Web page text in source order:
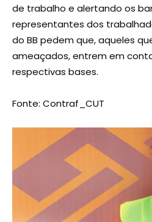
de trabalho e alertando os
representantes dos
do BB pedem que, aqueles
ameaçados, entrem em
respectivas bases.
Fonte: Contraf_CUT